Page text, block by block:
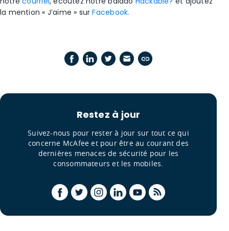
la mention « J’aime » surFacebook.
Restez à jour
Suivez-nous pour rester à jour sur tout ce qui
concerne McAfee et pour être au courant des
dernières menaces de sécurité pour les
consommateurs et les mobiles.